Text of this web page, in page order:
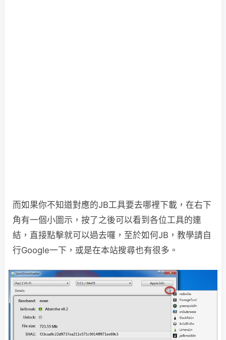
而如果你不知道對應的JB工具要去哪裡下載，在右下
角有一個小圖示，按了之後可以看到各位工具的連
結，直接點擊就可以過去囉，至於如何JB，教學請自
行Google一下，或是在本站搜尋也有很多。